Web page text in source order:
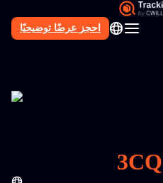
احجز عرضًا توضيحيًا
AR